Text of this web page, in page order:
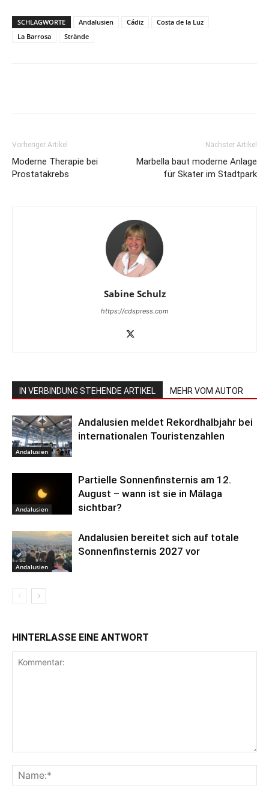
SCHLAGWORTE Andalusien Cádiz
Costa de la Luz
La Barrosa
Strände
Vorheriger Artikel
Moderne Therapie bei
Prostatakrebs
Nächster Artikel
Marbella baut moderne Anlage
für Skater im Stadtpark
Sabine Schulz
https://cdspress.com
IN VERBINDUNG STEHENDE ARTIKEL MEHR VOM AUTOR
Andalusien
Andalusien meldet Rekordhalbjahr bei
internationalen Touristenzahlen
Andalusien
Partielle Sonnenfinsternis am 12.
August – wann ist sie in Málaga
sichtbar?
Andalusien
Andalusien bereitet sich auf totale
Sonnenfinsternis 2027 vor
HINTERLASSE EINE ANTWORT